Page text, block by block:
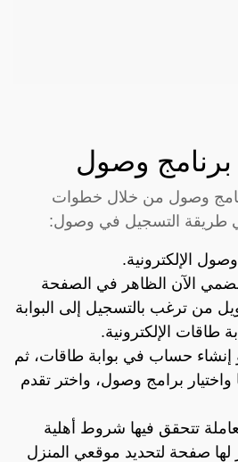
وصول
وصول من خلال خطوات
طريقة التسجيل في وصول:
الإلكترونية.
الآن الظاهر في الصفحة
من ترغب بالتسجيل إلى البوابة
طاقات الإلكترونية.
إنشاء حساب في بوابة طاقات، ثم
واختيار برامج وصول، واختر تقدم
تتحقق فيها شروط أهلية
لها صفحة لتحديد موقعي المنزل